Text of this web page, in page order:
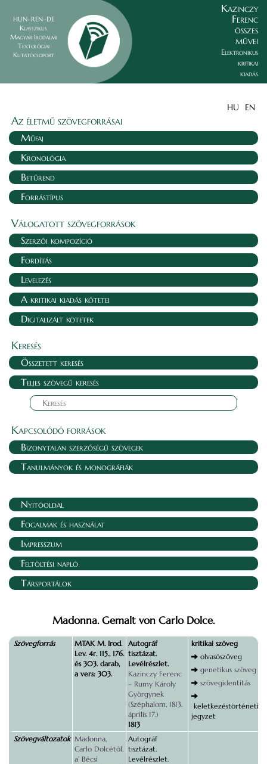
HUN–REN–DE
Klasszikus
Magyar Irodalmi
Textológiai
Kutatócsoport
Kazinczy
Ferenc
összes
művei
Elektronikus
kritikai
kiadás
HU EN
Az életmű szövegforrásai
Műfaj
Kronológia
Betűrend
Forrástípus
Válogatott szövegforrások
Szerzői kompozíció
Fordítás
Levelezés
A kritikai kiadás kötetei
Digitalizált kötetek
Keresés
Összetett keresés
Teljes szövegű keresés
Kapcsolódó források
Bizonytalan szerzőségű szövegek
Tanulmányok és monográfiák
Nyitóoldal
Fogalmak és használat
Impresszum
Feltöltési napló
Társportálok
Madonna. Gemalt von Carlo Dolce.
Szövegforrás
MTAK M. Irod.
Lev. 4r. 115., 176.
és 303. darab,
a vers: 303.
Autográf
tisztázat.
Levélrészlet.
Kazinczy Ferenc
– Rumy Károly
Györgynek
(Széphalom, 1813.
április 17.)
1813
kritikai szöveg
olvasószöveg
genetikus szöveg
szövegidentitás
keletkezéstörténeti
jegyzet
Szövegváltozatok Madonna,
Carlo Dolcétól,
a’ Bécsi
Autográf
tisztázat.
Levélrészlet.